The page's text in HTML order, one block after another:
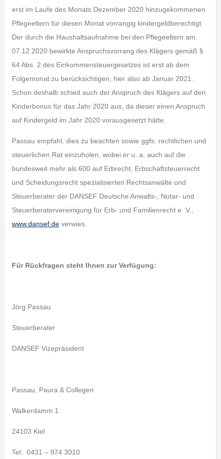
erst im Laufe des Monats Dezember 2020 hinzugekommenen
Pflegeeltern für diesen Monat vorrangig kindergeldberechtigt.
Der durch die Haushaltsaufnahme bei den Pflegeeltern am
07.12.2020 bewirkte Anspruchsvorrang des Klägers gemäß §
64 Abs. 2 des Einkommensteuergesetzes ist erst ab dem
Folgemonat zu berücksichtigen, hier also ab Januar 2021.
Schon deshalb schied auch der Anspruch des Klägers auf den
Kinderbonus für das Jahr 2020 aus, da dieser einen Anspruch
auf Kindergeld im Jahr 2020 vorausgesetzt hätte.
Passau empfahl, dies zu beachten sowie ggfs. rechtlichen und
steuerlichen Rat einzuholen, wobei er u. a. auch auf die
bundesweit mehr als 600 auf Erbrecht, Erbschaftsteuerrecht
und Scheidungsrecht spezialisierten Rechtsanwälte und
Steuerberater der DANSEF Deutsche Anwalts-, Notar- und
Steuerberatervereinigung für Erb- und Familienrecht e. V.,
www.dansef.deverwies.
Für Rückfragen steht Ihnen zur Verfügung:
Jörg Passau
Steuerberater
DANSEF Vizepräsident
Passau, Paura & Collegen
Walkerdamm 1
24103 Kiel
Tel: 0431 – 974 3010